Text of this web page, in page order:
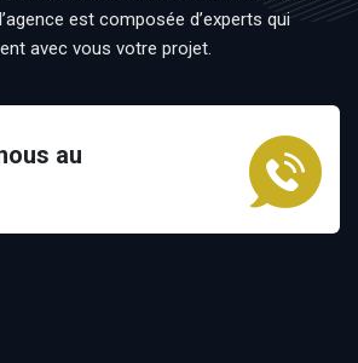
est composée d’experts qui
avec vous votre projet.
au